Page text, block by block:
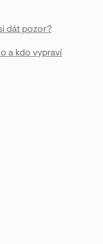
dát pozor?
a kdo vypraví